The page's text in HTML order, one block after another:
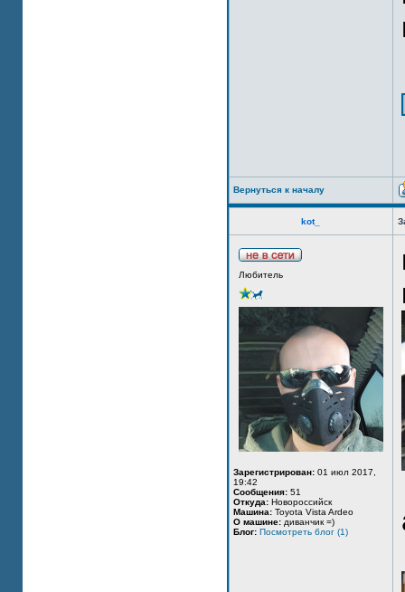
Вернуться к началу
kot_
Любитель
Зарегистрирован: 01 июл 2017,
19:42
Сообщения: 51
Откуда: Новороссийск
Машина: Toyota Vista Ardeo
О машине: диванчик =)
Блог: Посмотреть блог (1)